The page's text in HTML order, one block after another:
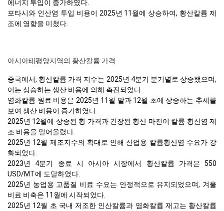
에너지 투입이 증가하였다.
포타시와 인산염 투입 비용이 2025년 11월에 상승하여, 황산칼륨 제
조에 영향을 미쳤다.
아시아태평양지역의 황산칼륨 가격
중국에서, 황산칼륨 가격 지수는 2025년 4분기 분기별로 상승했으며,
이는 상승하는 생산 비용에 의해 촉진되었다.
염화칼륨 원료 비용은 2025년 11월 말과 12월 초에 상승하는 추세를
보여 생산 비용이 증가하였다.
2025년 12월에 상승된 황 가격과 긴장된 황산 마진이 칼륨 황산염 제
조 비용을 밀어올렸다.
2025년 12월 제조지수의 확대로 인해 산업용 칼륨황산염 수요가 강
화되었다.
2023년 4분기 종료 시 아시아 시장에서 황산칼륨 가격은 550
USD/MT에 도달하였다.
2025년 농업용 고품질 비료 수요는 안정적으로 유지되었으며, 겨울
비료 비축은 11월에 시작되었다.
2025년 12월 초 국내 저조한 인산칼륨과 염화칼륨 재고는 황산칼륨